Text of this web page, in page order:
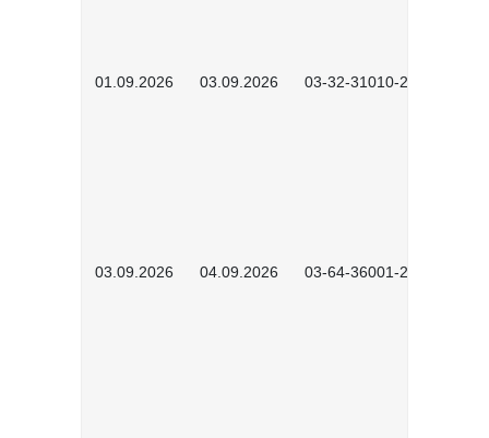
01.09.2026 03.09.2026 03-32-31010-2603
03.09.2026 04.09.2026 03-64-36001-2602